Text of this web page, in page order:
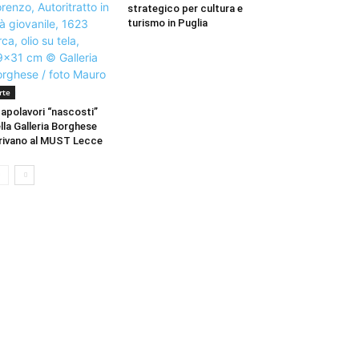
“nascosti”
Galleria Borghese
al MUST Lecce
strategico per cultura e
turismo in Puglia